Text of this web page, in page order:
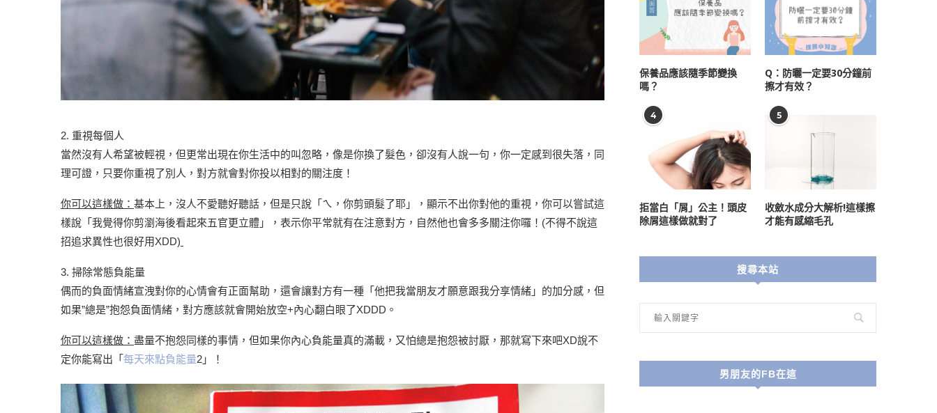
2. 重視每個人
當然沒有人希望被輕視，但更常出現在你生活中的叫忽略，像是你換了髮色，卻沒有人說一句，你一定感到很失落，同
理可證，只要你重視了別人，對方就會對你投以相對的關注度！
你可以這樣做： 基本上，沒人不愛聽好聽話，但是只說「ㄟ，你剪頭髮了耶」，顯示不出你對他的重視，你可以嘗試這
樣說「我覺得你剪瀏海後看起來五官更立體」，表示你平常就有在注意對方，自然他也會多多關注你囉！(不得不說這
招追求異性也很好用XDD)
3. 掃除常態負能量
偶而的負面情緒宣洩對你的心情會有正面幫助，還會讓對方有一種「他把我當朋友才願意跟我分享情緒」的加分感，但
如果”總是”抱怨負面情緒，對方應該就會開始放空+內心翻白眼了XDDD。
你可以這樣做： 盡量不抱怨同樣的事情，但如果你內心負能量真的滿載，又怕總是抱怨被討厭，那就寫下來吧XD說不
定你能寫出「 每天來點負能量2」！
保養品應該隨季節變換
嗎？
Q：防曬一定要30分鐘前
擦才有效？
4
拒當白「屑」公主！頭皮
除屑這樣做就對了
5
收斂水成分大解析!這樣擦
才能有感縮毛孔
搜尋本站
男朋友的FB在這